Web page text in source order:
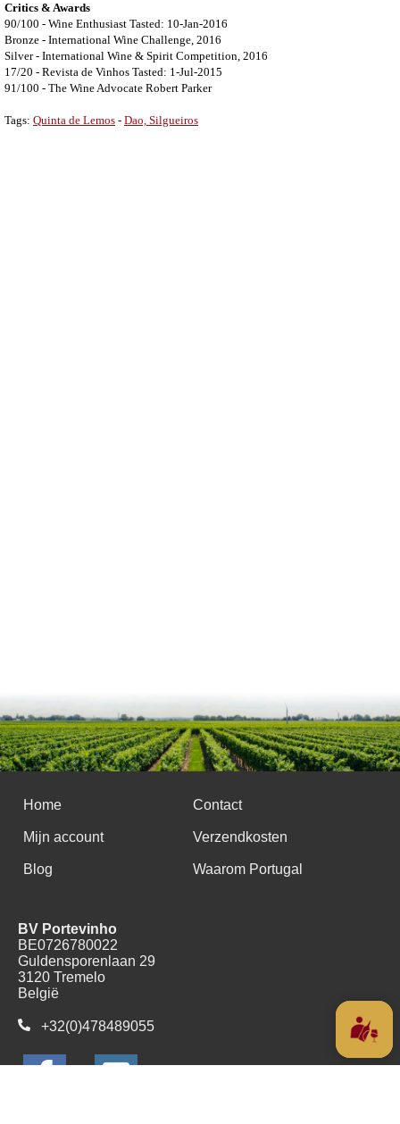
Critics & Awards
90/100 - Wine Enthusiast Tasted: 10-Jan-2016
Bronze - International Wine Challenge, 2016
Silver - International Wine & Spirit Competition, 2016
17/20 - Revista de Vinhos Tasted: 1-Jul-2015
91/100 - The Wine Advocate Robert Parker
Tags: Quinta de Lemos - Dao, Silgueiros
Home Contact
Mijn account Verzendkosten
Blog Waarom Portugal
BV Portevinho
BE0726780022
Guldensporenlaan 29
3120 Tremelo
België
+32(0)478489055